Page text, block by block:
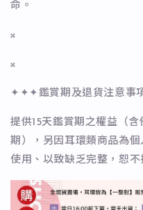
命。
𝄪
𝄪
✦✦✦鑑賞期及退貨注意
提供15天鑑賞期之權益（
期），另因耳環類商品為
使用、以致缺乏完整，恕不